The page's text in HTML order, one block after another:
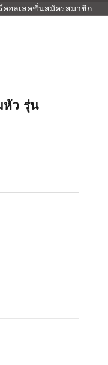
คอลเลคชั่นสมัครสมาชิก
หัว รุ่น